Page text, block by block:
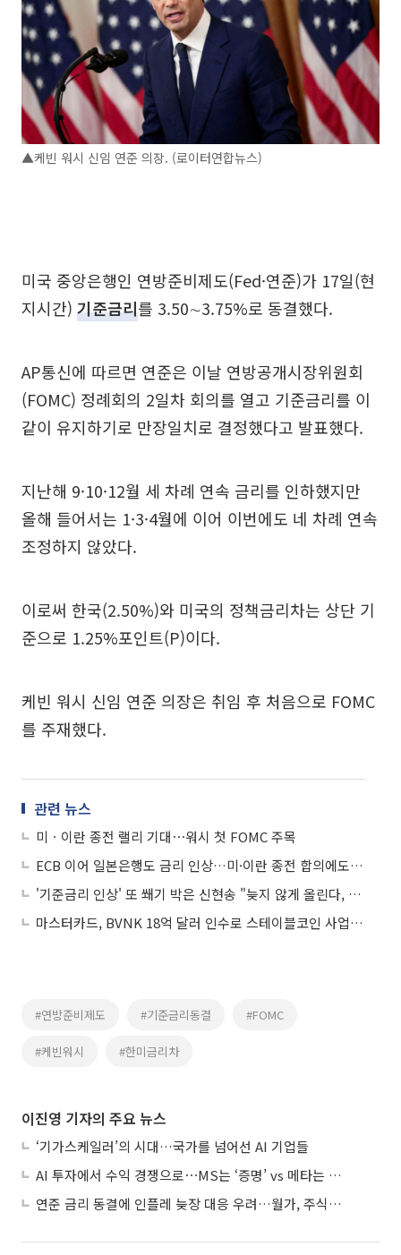
▲케빈 워시 신임 연준 의장. (로이터연합뉴스)
미국 중앙은행인 연방준비제도(Fed·연준)가 17일(현
지시간) 기준금리를 3.50∼3.75%로 동결했다.
AP통신에 따르면 연준은 이날 연방공개시장위원회
(FOMC) 정례회의 2일차 회의를 열고 기준금리를 이
같이 유지하기로 만장일치로 결정했다고 발표했다.
지난해 9·10·12월 세 차례 연속 금리를 인하했지만
올해 들어서는 1·3·4월에 이어 이번에도 네 차례 연속
조정하지 않았다.
이로써 한국(2.50%)와 미국의 정책금리차는 상단 기
준으로 1.25%포인트(P)이다.
케빈 워시 신임 연준 의장은 취임 후 처음으로 FOMC
를 주재했다.
관련 뉴스
미ㆍ이란 종전 랠리 기대⋯워시 첫 FOMC 주목
ECB 이어 일본은행도 금리 인상…미·이란 종전 합의에도 빨라지는 긴축시계
'기준금리 인상' 또 쐐기 박은 신현송 "늦지 않게 올린다, 곧"
마스터카드, BVNK 18억 달러 인수로 스테이블코인 사업 본격 확장
#연방준비제도 #기준금리동결 #FOMC
#케빈워시 #한미금리차
이진영 기자의 주요 뉴스
‘기가스케일러’의 시대…국가를 넘어선 AI 기업들
AI 투자에서 수익 경쟁으로⋯MS는 ‘증명’ vs 메타는 ‘숙제’
연준 금리 동결에 인플레 늦장 대응 우려…월가, 주식도 채권도 던졌다